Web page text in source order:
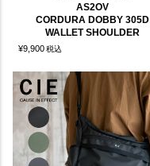
AS2OV
CORDURA DOBBY 305D
WALLET SHOULDER
¥9,900税込